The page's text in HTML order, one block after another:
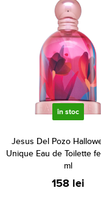
în stoc
Jesus Del Pozo
Unique Eau de Toilette
ml
158 lei